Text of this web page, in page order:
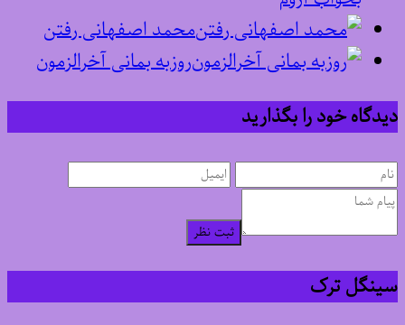
محمد اصفهانی رفتن
روزبه بمانی آخرالزمون
دیدگاه خود را بگذارید
ثبت نظر
سینگل ترک